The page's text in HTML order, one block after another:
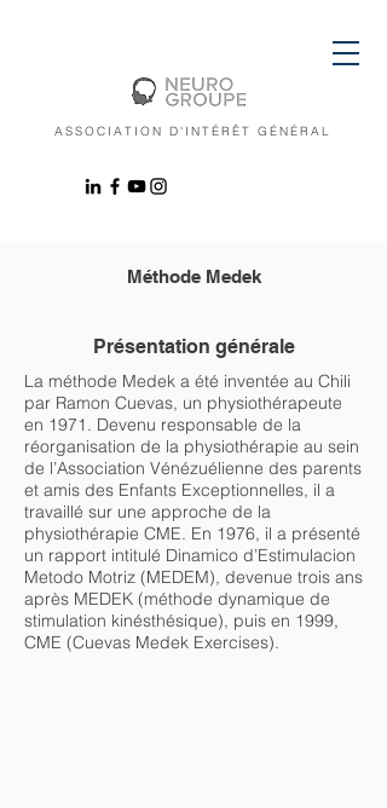
ASSOCIATION D'INTÉRÊT GÉNÉRAL
Méthode Medek
Présentation générale
La méthode Medek a été inventée au Chili
par Ramon Cuevas, un physiothérapeute
en 1971. Devenu responsable de la
réorganisation de la physiothérapie au sein
de l’Association Vénézuélienne des parents
et amis des Enfants Exceptionnelles, il a
travaillé sur une approche de la
physiothérapie CME. En 1976, il a présenté
un rapport intitulé Dinamico d’Estimulacion
Metodo Motriz (MEDEM), devenue trois ans
après MEDEK (méthode dynamique de
stimulation kinésthésique), puis en 1999,
CME (Cuevas Medek Exercises).